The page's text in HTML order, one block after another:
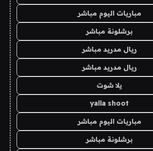
مباريات اليوم مباشر
برشلونة مباشر
ريال مدريد مباشر
ريال مدريد مباشر
يلا شوت
yalla shoot
مباريات اليوم مباشر
برشلونة مباشر